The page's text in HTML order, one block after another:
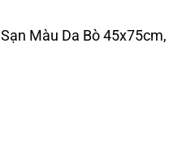
Màu Da Bò